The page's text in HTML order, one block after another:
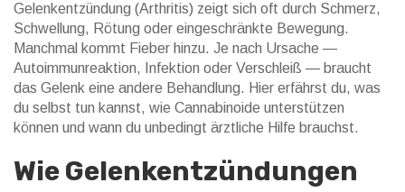
Gelenkentzündung (Arthritis) zeigt sich oft durch Schmerz,
Schwellung, Rötung oder eingeschränkte Bewegung.
Manchmal kommt Fieber hinzu. Je nach Ursache —
Autoimmunreaktion, Infektion oder Verschleiß — braucht
das Gelenk eine andere Behandlung. Hier erfährst du, was
du selbst tun kannst, wie Cannabinoide unterstützen
können und wann du unbedingt ärztliche Hilfe brauchst.
Wie Gelenkentzündungen